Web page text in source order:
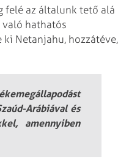
felé az általunk tető alá
való hathatós
Netanjahu, hozzátéve,
Arábiával és
amennyiben